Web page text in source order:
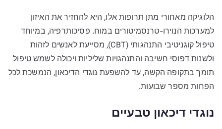
הלוגיקה מאחורי מתן תרופות אלו, היא להחזיר את האיזון
למערכות הנוירו-טרנסמיטורים במוח. פסיכותרפיה, במיוחד
טיפול קוגניטיבי התנהגותי (CBT), מסייעת לאנשים לזהות
ולשנות דפוסי חשיבה והתנהגויות שליליות ויכולה לשמש טיפול
תומך בתקופה הקשה, עד להשפעת נוגדי הדיכאון, הנמשכת לכל
הפחות מספר שבועות.
נוגדי דיכאון טבעיים